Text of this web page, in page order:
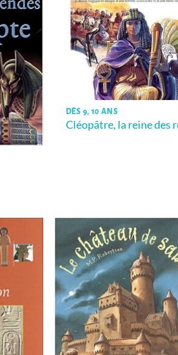
DÈS 9, 10 ANS
Cléopâtre, la reine des